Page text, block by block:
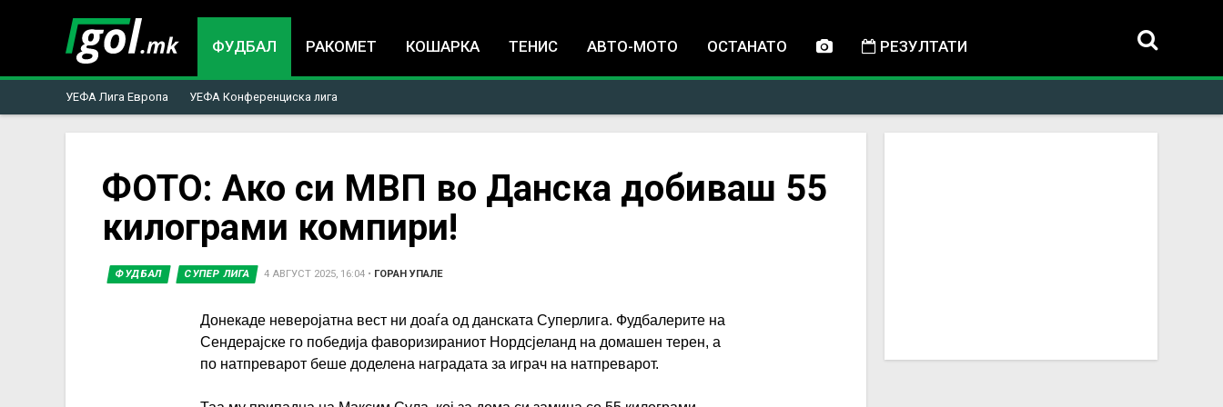
ФУДБАЛ РАКОМЕТ КОШАРКА ТЕНИС АВТО-МОТО ОСТАНАТО РЕЗУЛТАТИ
УЕФА Лига Европа УЕФА Конференциска лига
here
ФОТО: Ако си МВП во Данска добиваш 55
килограми компири!
ФУДБАЛ СУПЕР ЛИГА 4 АВГУСТ 2025, 16:04 • ГОРАН УПАЛЕ
Донекаде неверојатна вест ни доаѓа од данската Суперлига. Фудбалерите на
Сендерајске го победија фаворизираниот Нордсјеланд на домашен терен, а
по натпреварот беше доделена наградата за играч на натпреварот.